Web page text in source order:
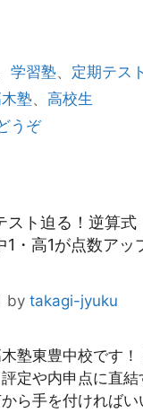
学習塾、 定期テス
塾、 高校生
うぞ
スト迫る！逆算式
1・高1が点数アッ
by takagi-jyuku
塾東豊中校です！
定や内申点に直
ら手を付ければ